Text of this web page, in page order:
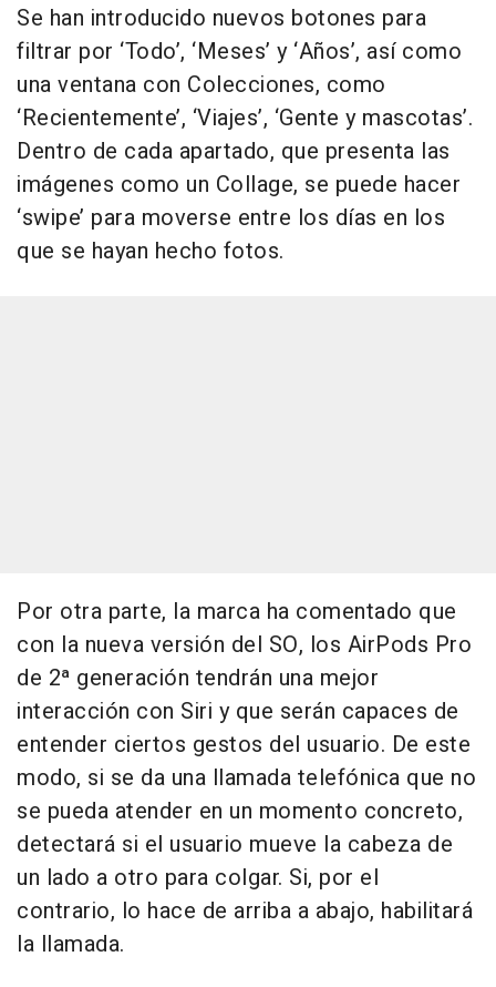
Se han introducido nuevos botones para
filtrar por ‘Todo’, ‘Meses’ y ‘Años’, así como
una ventana con Colecciones, como
‘Recientemente’, ‘Viajes’, ‘Gente y mascotas’.
Dentro de cada apartado, que presenta las
imágenes como un Collage, se puede hacer
‘swipe’ para moverse entre los días en los
que se hayan hecho fotos.
Por otra parte, la marca ha comentado que
con la nueva versión del SO, los AirPods Pro
de 2ª generación tendrán una mejor
interacción con Siri y que serán capaces de
entender ciertos gestos del usuario. De este
modo, si se da una llamada telefónica que no
se pueda atender en un momento concreto,
detectará si el usuario mueve la cabeza de
un lado a otro para colgar. Si, por el
contrario, lo hace de arriba a abajo, habilitará
la llamada.